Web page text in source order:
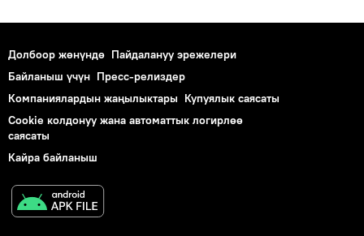
Долбоор жөнүндө Пайдалануу эрежелери
Байланыш үчүн Пресс-релиздер
Компаниялардын жаңылыктары Купуялык саясаты
Cookie колдонуу жана автоматтык логирлөө
саясаты
Кайра байланыш